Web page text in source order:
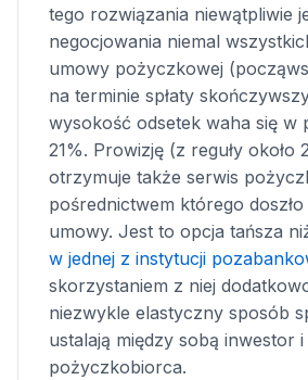
tego rozwiązania niewątpliwie
negocjowania niemal
umowy pożyczkowej
na terminie spłaty
wysokość odsetek waha się w
21%. Prowizję (z reguły około
otrzymuje także serwis
pośrednictwem którego
umowy. Jest to opcja tańsza
w jednej z instytucji
skorzystaniem z niej
niezwykle elastyczny sposób
ustalają między sobą inwestor i
pożyczkobiorca.